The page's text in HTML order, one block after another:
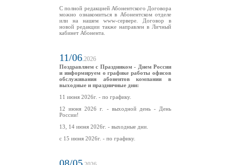
С полной редакцией Абонентского Договора
можно ознакомиться в Абонентском отделе
или на нашем www-сервере. Договор в
новой редакции также направлен в Личный
кабинет Абонента.
11/06.2026
Поздравляем с Праздником - Днем России
и информируем о графике работы офисов
обслуживания абонентов компании в
выходные и праздничные дни:
11 июня 2026г. - по графику.
12 июня 2026 г. - выходной день - День
России!
13, 14 июня 2026г. - выходные дни.
с 15 июня 2026г. - по графику.